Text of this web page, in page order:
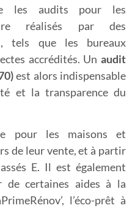
les audits pour les
réalisés par des
tels que les bureaux
accrédités. Un audit
est alors indispensable
et la transparence du
pour les maisons et
de leur vente, et à partir
E. Il est également
de certaines aides à la
l’éco-prêt à